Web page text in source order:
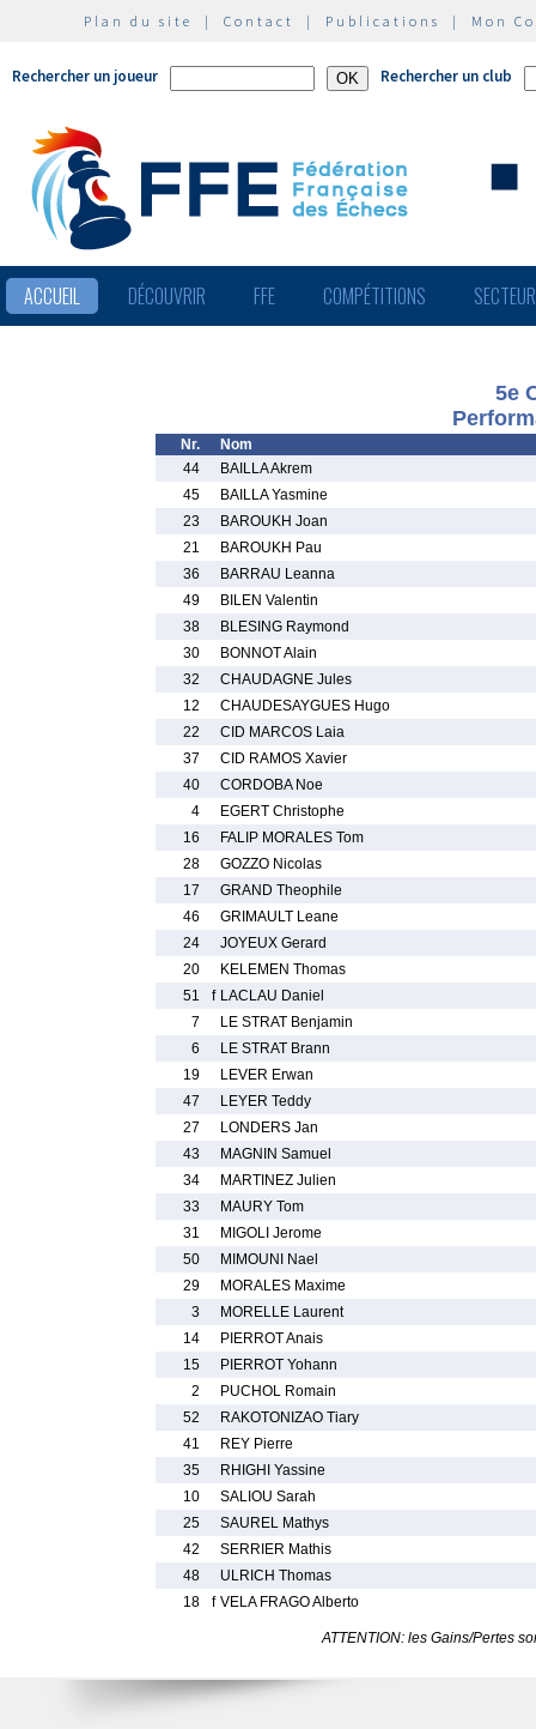
Plan du site | Contact | Publications | Mon
Rechercher un joueur Rechercher un club
ACCUEIL DÉCOUVRIR FFE COMPÉTITIONS
5e
Nr.
Nom
44
BAILLA Akrem
45
BAILLA Yasmine
23
BAROUKH Joan
21
BAROUKH Pau
36
BARRAU Leanna
49
BILEN Valentin
38
BLESING Raymond
30
BONNOT Alain
32
CHAUDAGNE Jules
12
CHAUDESAYGUES Hugo
22
CID MARCOS Laia
37
CID RAMOS Xavier
40
CORDOBA Noe
4
EGERT Christophe
16
FALIP MORALES Tom
28
GOZZO Nicolas
17
GRAND Theophile
46
GRIMAULT Leane
24
JOYEUX Gerard
20
KELEMEN Thomas
51
f LACLAU Daniel
7
LE STRAT Benjamin
6
LE STRAT Brann
19
LEVER Erwan
47
LEYER Teddy
27
LONDERS Jan
43
MAGNIN Samuel
34
MARTINEZ Julien
33
MAURY Tom
31
MIGOLI Jerome
50
MIMOUNI Nael
29
MORALES Maxime
3
MORELLE Laurent
14
PIERROT Anais
15
PIERROT Yohann
2
PUCHOL Romain
52
RAKOTONIZAO Tiary
41
REY Pierre
35
RHIGHI Yassine
10
SALIOU Sarah
25
SAUREL Mathys
42
SERRIER Mathis
48
ULRICH Thomas
18
f VELA FRAGO Alberto
ATTENTION: les Gains/Pertes